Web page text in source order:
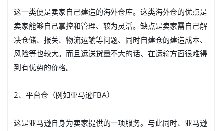
这一类便是卖家自己建造的海外仓库。这类海外仓的优点是
卖家能够自己掌控和管理、较为灵活。缺点是卖家需自己解
决仓储、报关、物流运输等问题、同时自建仓的建造成本、
风险等也较大。而且运送货量不大的话、在运输方面很难得
到有优势的价格。
2、平台仓（例如亚马逊FBA）
这是亚马逊自身为卖家提供的一项服务。与此同时、亚马逊